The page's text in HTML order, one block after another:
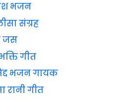
भजन
संग्रह
जस
गीत
भजन गायक
रानी गीत